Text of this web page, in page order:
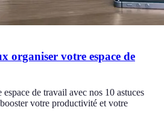
organiser votre espace de
de travail avec nos 10 astuces
votre productivité et votre